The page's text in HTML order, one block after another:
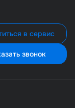
в сервис
звонок